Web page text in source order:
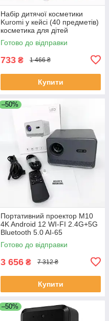
Набір дитячої косметики
Kuromi у кейсі (40 предметів)
косметика для дітей
косметика дитяча YF-93
Готово до відправки
733 ₴ 1 466 ₴
Купити
–50%
Портативний проектор M10
4K Android 12 WI-FI 2.4G+5G
Bluetooth 5.0 AI-65
Готово до відправки
3 656 ₴ 7 312 ₴
Купити
–50%